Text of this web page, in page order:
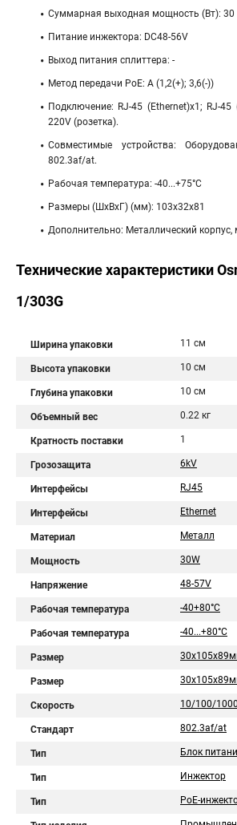
Суммарная выходная мощность (Вт): 30
Питание инжектора: DC48-56V
Выход питания сплиттера: -
Метод передачи PoE: A (1,2(+); 3,6(-))
Подключение: RJ-45 (Ethernet)х1; RJ-45
220V (розетка).
Совместимые устройства:
802.3af/at.
Рабочая температура: -40...+75°С
Размеры (ШхВхГ) (мм): 103х32х81
Дополнительно: Металлический корпус,
Технические характеристики
1/303G
Ширина упаковки 11 см
Высота упаковки 10 см
Глубина упаковки 10 см
Объемный вес 0.22 кг
Кратность поставки 1
Грозозащита 6kV
Интерфейсы RJ45
Интерфейсы Ethernet
Материал Металл
Мощность 30W
Напряжение 48-57V
Рабочая температура -40+80°C
Рабочая температура -40...+80°С
Размер
Размер
Скорость 10/100/1000
Стандарт 802.3af/at
Тип Блок
Тип Инжектор
Тип PoE-